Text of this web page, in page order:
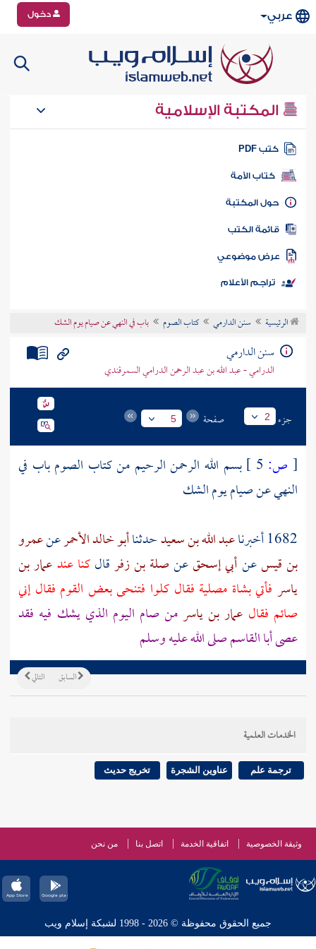
عربي دخول
المكتبة الإسلامية
كتب PDF
كتاب الأمة
المكتبة
الكتب
موضوعي
تراجم الأعلام
الرئيسية سنن الدارمي كتاب الصوم باب في النهي عن صيام يوم الشك
سنن الدارمي
الدرامي - عبد الله بن عبد الرحمن الدرامي السمرقندي
جزء 2 صفحة 5
[ ص:
بسم الله الرحمن الرحيم من كتاب الصوم باب في
النهي عن صيام يوم الشك
1682 أخبرنا
عبد الله بن سعيدحدثناأبو خالد الأحمرعنعمرو
بن قيسعنأبي إسحقعنصلة بن زفرقالكنا عندعمار بن
ياسر فأتي بشاة مصلية فقال كلوا فتنحى بعض القوم فقال إني
صائم فقال عمار بن ياسرمن صام اليوم الذي يشك فيه فقد
عصى أبا القاسم صلى الله عليه وسلم
التالي السابق
الخدمات العلمية
ترجمة علم عناوين الشجرة تخريج حديث
وثيقة الخصوصية اتفاقية الخدمة اتصل بنا من نحن
جميع الحقوق محفوظة © 2026 - 1998 لشبكة إسلام ويب